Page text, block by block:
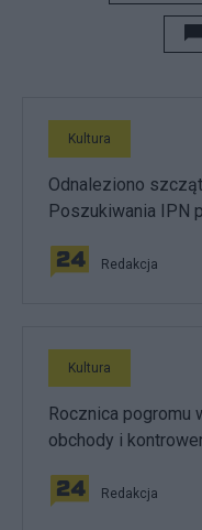
Kultura
Odnaleziono
Poszukiwania IPN
Redakcja
Kultura
Rocznica pogromu
obchody i
Redakcja